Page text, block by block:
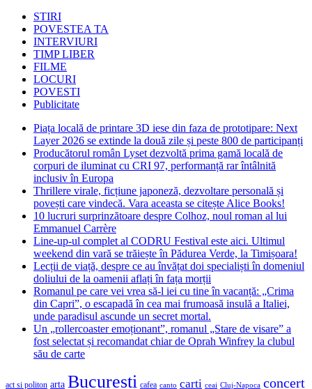
STIRI
POVESTEA TA
INTERVIURI
TIMP LIBER
FILME
LOCURI
POVESTI
Publicitate
Piața locală de printare 3D iese din faza de prototipare: Next
Layer 2026 se extinde la două zile și peste 800 de participanți
Producătorul român Lyset dezvoltă prima gamă locală de
corpuri de iluminat cu CRI 97, performanță rar întâlnită
inclusiv în Europa
Thrillere virale, ficțiune japoneză, dezvoltare personală și
povești care vindecă. Vara aceasta se citește Alice Books!
10 lucruri surprinzătoare despre Colhoz, noul roman al lui
Emmanuel Carrère
Line-up-ul complet al CODRU Festival este aici. Ultimul
weekend din vară se trăiește în Pădurea Verde, la Timișoara!
Lecții de viață, despre ce au învățat doi specialiști în domeniul
doliului de la oamenii aflați în fața morții
Romanul pe care vei vrea să-l iei cu tine în vacanță: „Crima
din Capri”, o escapadă în cea mai frumoasă insulă a Italiei,
unde paradisul ascunde un secret mortal.
Un „rollercoaster emoționant”, romanul „Stare de visare” a
fost selectat și recomandat chiar de Oprah Winfrey la clubul
său de carte
act si politon arta Bucuresti cafea canto carti ceai Cluj-Napoca concert